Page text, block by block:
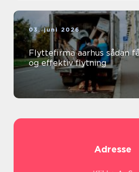
03. juni 2026
Flyttefirma aarhus sådan får du en tryg
og effektiv flytning
Adresse